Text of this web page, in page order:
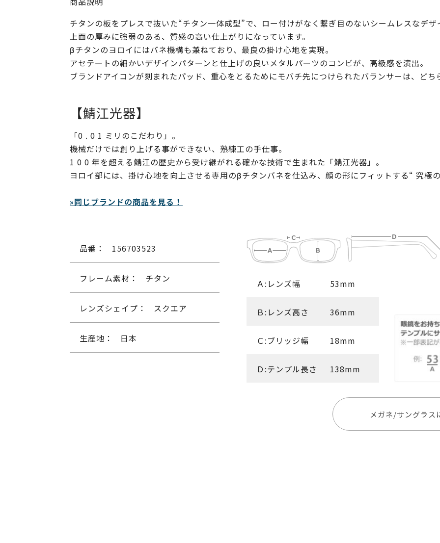
チタンの板をプレスで抜いた“チタン一体成型”で、ロー付けがなく繋ぎ目のないシームレスなデザ
上面の厚みに強弱のある、質感の高い仕上がりになっています。
βチタンのヨロイにはバネ機構も兼ねており、最良の掛け心地を実現。
アセテートの細かいデザインパターンと仕上げの良いメタルパーツのコンビが、高級感を演出。
ブランドアイコンが刻まれたパッド、重心をとるためにモバチ先につけられたバランサーは、ど
【鯖江光器】
「0 . 0 1 ミリのこだわり」。
機械だけでは創り上げる事ができない、熟練工の手仕事。
1 0 0 年を超える鯖江の歴史から受け継がれる確かな技術で生まれた「鯖江光器」。
ヨロイ部には、掛け心地を向上させる専用のβチタンバネを仕込み、顔の形にフィットする“ 究極
»同じブランドの商品を見る！
品番： 156703523
フレーム素材： チタン
レンズシェイプ： スクエア
生産地： 日本
Ａ:レンズ幅 53mm
Ｂ:レンズ高さ 36mm
Ｃ:ブリッジ幅 18mm
Ｄ:テンプル長さ 138mm
メガネ/サングラス